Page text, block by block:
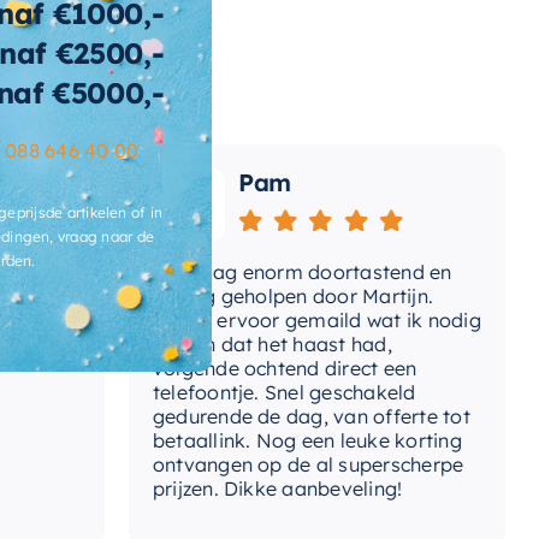
160 KG
afvoerplug Ja
2 jaar
sifon Nee, los bij te bestellen
Ja
3-4 weken
Pam
Vandaag enorm doortastend en
prettig geholpen door Martijn.
Avond ervoor gemaild wat ik nodig
had en dat het haast had,
volgende ochtend direct een
telefoontje. Snel geschakeld
gedurende de dag, van offerte tot
betaallink. Nog een leuke korting
ontvangen op de al superscherpe
prijzen. Dikke aanbeveling!
€1000,-
€2500,-
€5000,-
088 646 40 00
artikelen of in
vraag naar de